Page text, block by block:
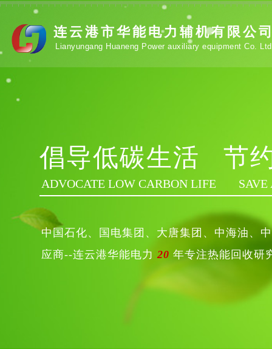
中国石化、国电集团、大唐集团、中海油、
应商--连云港华能电力20 年专注热能回收研
倡导低碳生活 节
ADVOCATE LOW CARBON LIFE
连云港市华能电力辅机有限公
Lianyungang Huaneng Power auxiliary equipment Co.